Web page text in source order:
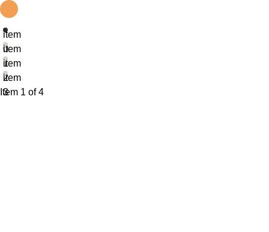
item
0
item
1
item
2
item
3
Item 1 of 4